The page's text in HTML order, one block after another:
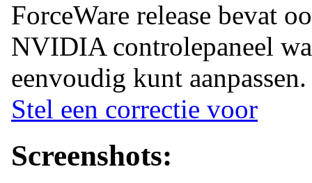
ForceWare release bevat
NVIDIA controlepaneel
eenvoudig kunt aanpassen.
Stel een correctie voor
Screenshots: